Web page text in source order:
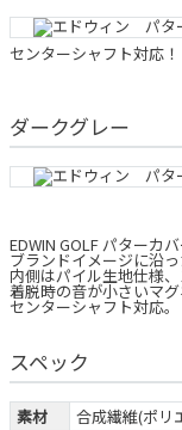
センターシャフト対応！
ダークグレー
EDWIN GOLF パターカバ
ブランドイメージに沿
内側はパイル生地仕様
着脱時の音が小さいマグ
センターシャフト対応。
スペック
素材
合成繊維(ポリ